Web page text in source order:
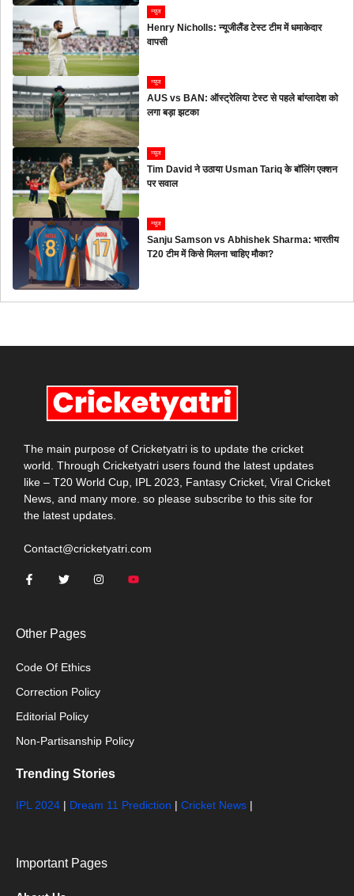
न्यूज
Henry Nicholls: न्यूजीलैंड टेस्ट टीम में धमाकेदार
वापसी
न्यूज
AUS vs BAN: ऑस्ट्रेलिया टेस्ट से पहले बांग्लादेश को
लगा बड़ा झटका
न्यूज
Tim David ने उठाया Usman Tariq के बॉलिंग एक्शन
पर सवाल
न्यूज
Sanju Samson vs Abhishek Sharma: भारतीय
T20 टीम में किसे मिलना चाहिए मौका?
The main purpose of Cricketyatri is to update the cricket
world. Through Cricketyatri users found the latest updates
like – T20 World Cup, IPL 2023, Fantasy Cricket, Viral Cricket
News, and many more. so please subscribe to this site for
the latest updates.
Contact@cricketyatri.com
Other Pages
Code Of Ethics
Correction Policy
Editorial Policy
Non-Partisanship Policy
Trending Stories
IPL 2024 | Dream 11 Prediction | Cricket News |
Important Pages